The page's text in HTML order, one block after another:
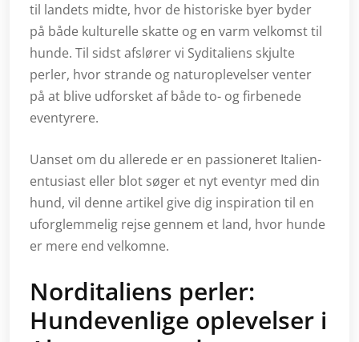
til landets midte, hvor de historiske byer byder
på både kulturelle skatte og en varm velkomst til
hunde. Til sidst afslører vi Syditaliens skjulte
perler, hvor strande og naturoplevelser venter
på at blive udforsket af både to- og firbenede
eventyrere.
Uanset om du allerede er en passioneret Italien-
entusiast eller blot søger et nyt eventyr med din
hund, vil denne artikel give dig inspiration til en
uforglemmelig rejse gennem et land, hvor hunde
er mere end velkomne.
Norditaliens perler:
Hundevenlige oplevelser i